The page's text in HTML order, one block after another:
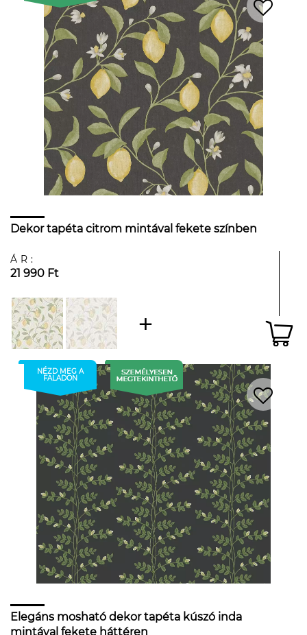
Dekor tapéta citrom mintával fekete színben
ÁR:
21 990 Ft
NÉZD MEG A
FALADON
Elegáns mosható dekor tapéta kúszó inda
mintával fekete háttéren